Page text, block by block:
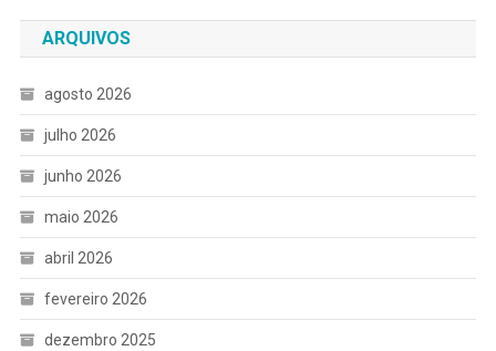
ARQUIVOS
agosto 2026
julho 2026
junho 2026
maio 2026
abril 2026
fevereiro 2026
dezembro 2025